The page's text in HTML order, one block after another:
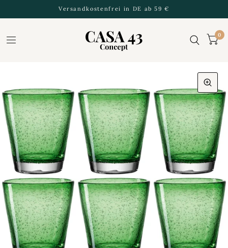
Versandkostenfrei in DE ab 59 €
0